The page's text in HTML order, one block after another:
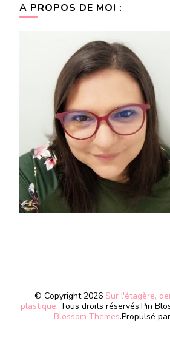
A PROPOS DE MOI :
© Copyright 2026 Sur l'étagère,
plastique. Tous droits réservés.Pin
Blossom Themes.Propulsé par